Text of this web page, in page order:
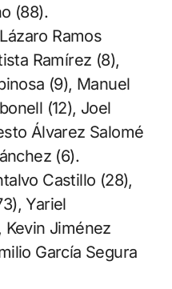
(88).
Ramos
Ramírez (8),
(9), Manuel
(12), Joel
Álvarez Salomé
(6).
Castillo (28),
Yariel
Kevin Jiménez
García Segura